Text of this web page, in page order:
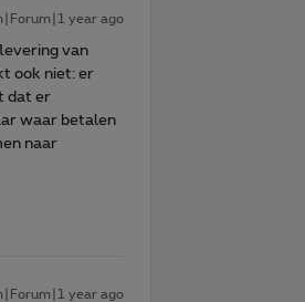
year ago
van
ook niet: er
dat er
waar betalen
naar
year ago